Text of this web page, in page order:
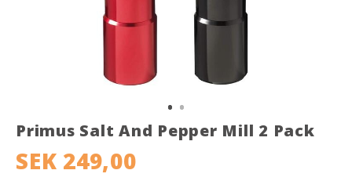
Primus Salt And Pepper Mill 2 Pack
SEK 249,00